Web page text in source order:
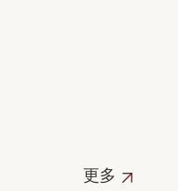
更多